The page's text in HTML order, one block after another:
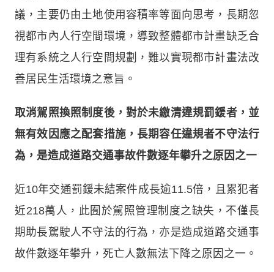
議，主要仍由土地使用容積率等面向思考，長期忽
視都市內人行空間環境，導致整體都市計畫缺乏合
理有系統之人行空間規劃，難以實現都市計畫法改
善居民生活環境之意旨。
取消駕照換照制度後，對於未繳清違規罰鍰者，並
無有效因應之配套措施，長期容任違規者不守法行
為，是造成道路交通事故件數逐年攀升之原因之一
近10年交通罰鍰未結案件成長逾11.5倍，且累犯者
近218萬人，此囿於駕照管理制度之缺失，不僅長
期助長駕駛人不守法的行為，亦是造成道路交通事
故件數逐年攀升，死亡人數無法下降之原因之一。